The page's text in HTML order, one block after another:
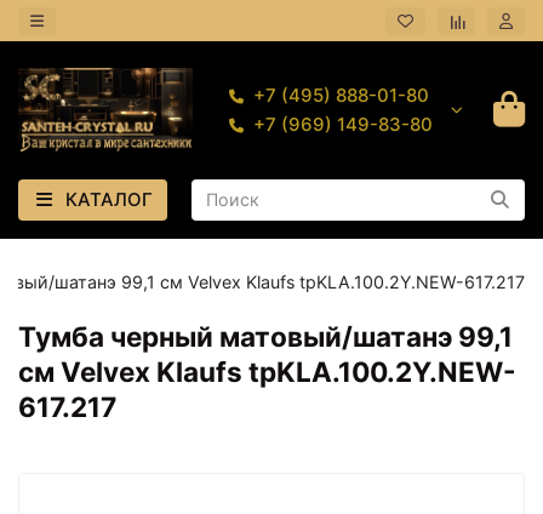
+7 (495) 888-01-80
+7 (969) 149-83-80
КАТАЛОГ
шатанэ 99,1 см Velvex Klaufs tpKLA.100.2Y.NEW-617.217
Тумба черный матовый/шатанэ 99,1
см Velvex Klaufs tpKLA.100.2Y.NEW-
617.217